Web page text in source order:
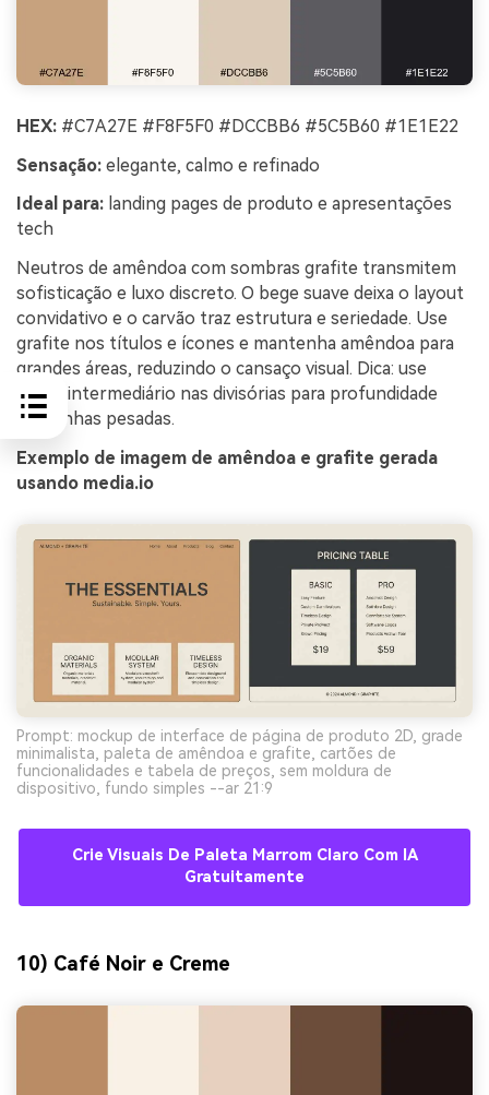
HEX: #C7A27E #F8F5F0 #DCCBB6 #5C5B60 #1E1E22
Sensação: elegante, calmo e refinado
Ideal para: landing pages de produto e apresentações
tech
Neutros de amêndoa com sombras grafite transmitem
sofisticação e luxo discreto. O bege suave deixa o layout
convidativo e o carvão traz estrutura e seriedade. Use
grafite nos títulos e ícones e mantenha amêndoa para
grandes áreas, reduzindo o cansaço visual. Dica: use
taupe intermediário nas divisórias para profundidade
sem linhas pesadas.
Exemplo de imagem de amêndoa e grafite gerada
usando media.io
Prompt: mockup de interface de página de produto 2D, grade
minimalista, paleta de amêndoa e grafite, cartões de
funcionalidades e tabela de preços, sem moldura de
dispositivo, fundo simples --ar 21:9
Crie Visuais De Paleta Marrom Claro Com IA
Gratuitamente
10) Café Noir e Creme